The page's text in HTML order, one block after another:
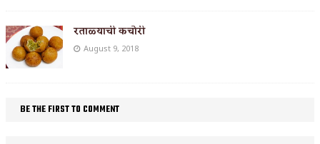
रताळ्याची कचोरी
August 9, 2018
BE THE FIRST TO COMMENT